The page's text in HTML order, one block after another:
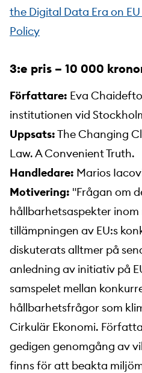
the Digital Data Era on
Policy
3:e pris – 10 000
Författare: Eva
institutionen vid
Uppsats:The Changing
Law. A Convenient Truth.
Handledare: Marios
Motivering: "Frågan om
hållbarhetsaspekter
tillämpningen av EU:s
diskuterats alltmer på
anledning av initiativ på
samspelet mellan
hållbarhetsfrågor som
Cirkulär Ekonomi.
gedigen genomgång av
finns för att beakta